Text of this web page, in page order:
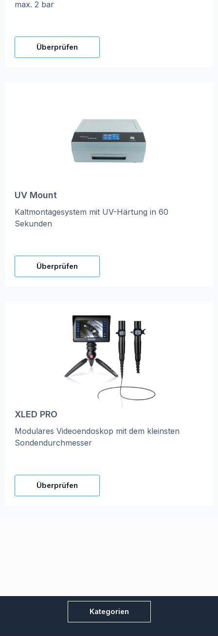
max. 2 bar
Überprüfen
UV Mount
Kaltmontagesystem mit UV-Härtung in 60
Sekunden
Überprüfen
XLED PRO
Modulares Videoendoskop mit dem kleinsten
Sondendurchmesser
Überprüfen
Kategorien